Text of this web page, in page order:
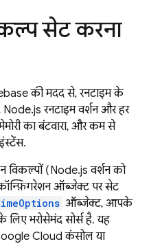
सेट करना
की मदद से, रनटाइम के
रनटाइम वर्शन और हर
का बंटवारा, और कम से
विकल्पों (Node.js वर्शन को
ऑब्जेक्ट पर सेट
ऑब्जेक्ट, आपके
भरोसेमंद सोर्स है. यह
Cloud कंसोल या